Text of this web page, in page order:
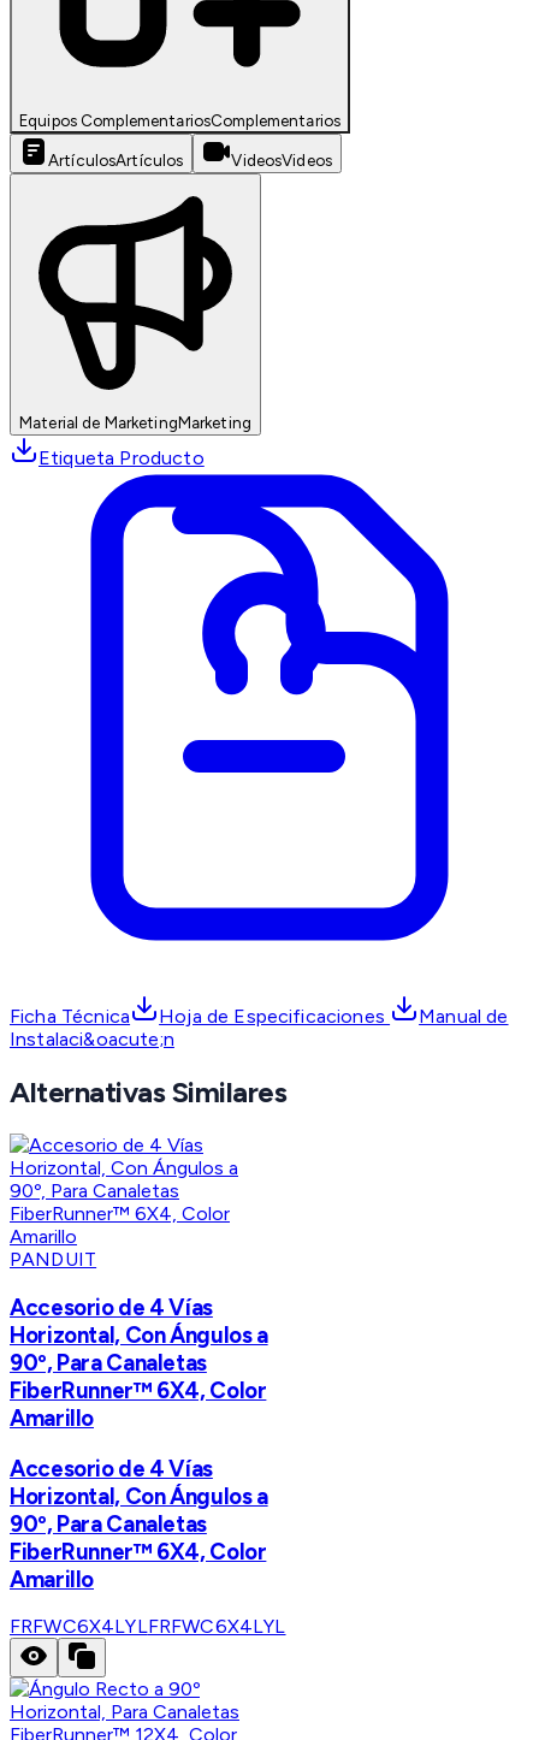
Equipos ComplementariosComplementarios
ArtículosArtículos VideosVideos
Material de MarketingMarketing
Etiqueta Producto
Ficha Técnica Hoja de Especificaciones
Manual de
Instalaci&oacute;n
Alternativas Similares
PANDUIT
Accesorio de 4 Vías
Horizontal, Con Ángulos a
90º, Para Canaletas
FiberRunner™ 6X4, Color
Amarillo
Accesorio de 4 Vías
Horizontal, Con Ángulos a
90º, Para Canaletas
FiberRunner™ 6X4, Color
Amarillo
FRFWC6X4LYLFRFWC6X4LYL